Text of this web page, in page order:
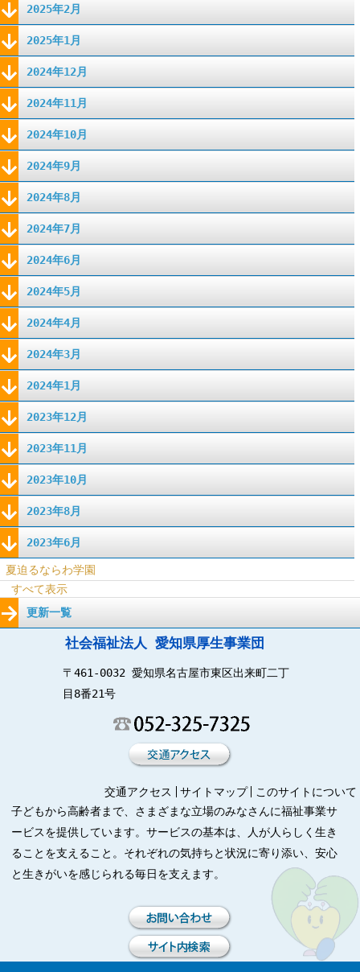
2025年2月
2025年1月
2024年12月
2024年11月
2024年10月
2024年9月
2024年8月
2024年7月
2024年6月
2024年5月
2024年4月
2024年3月
2024年1月
2023年12月
2023年11月
2023年10月
2023年8月
2023年6月
夏迫るならわ学園
すべて表示
更新一覧
社会福祉法人 愛知県厚生事業団
〒461-0032 愛知県名古屋市東区出来町二丁
目8番21号
交通アクセス サイトマップ
このサイトについて
子どもから高齢者まで、さまざまな立場のみなさんに福祉事業サ
ービスを提供しています。サービスの基本は、人が人らしく生き
ることを支えること。それぞれの気持ちと状況に寄り添い、安心
と生きがいを感じられる毎日を支えます。